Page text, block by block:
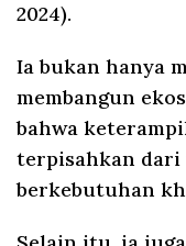
2024).
Ia bukan hanya
membangun
bahwa
terpisahkan dari
berkebutuhan